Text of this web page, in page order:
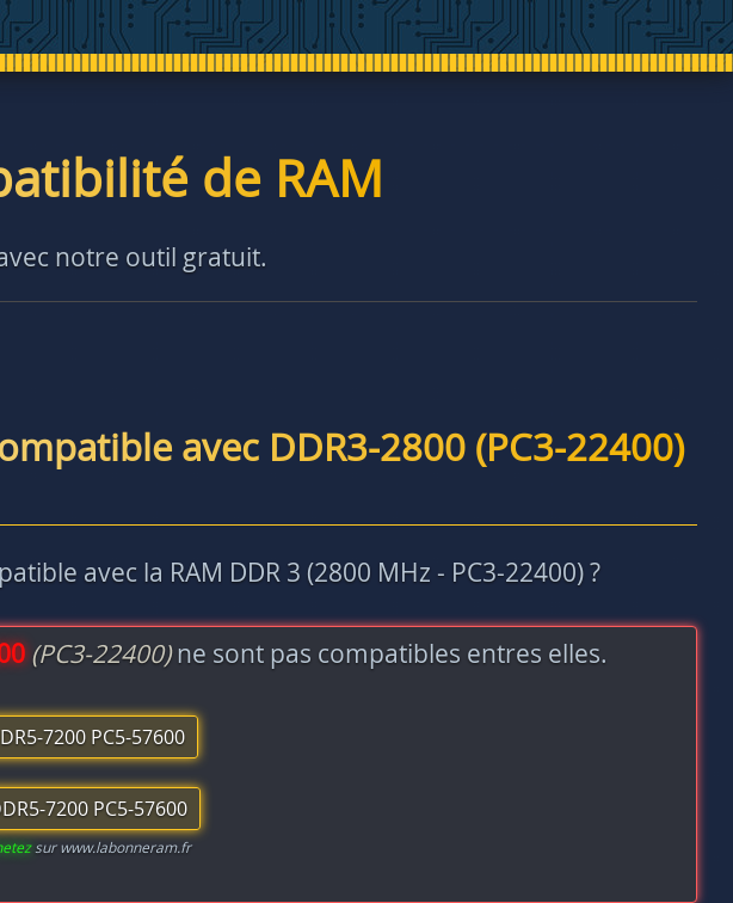
de RAM
notre outil gratuit.
avec DDR3-2800 (PC3-22400)
avec la RAM DDR 3 (2800 MHz - PC3-22400) ?
(PC3-22400)ne sont pas compatibles entres elles.
7200 PC5-57600
7200 PC5-57600
sur www.labonneram.fr